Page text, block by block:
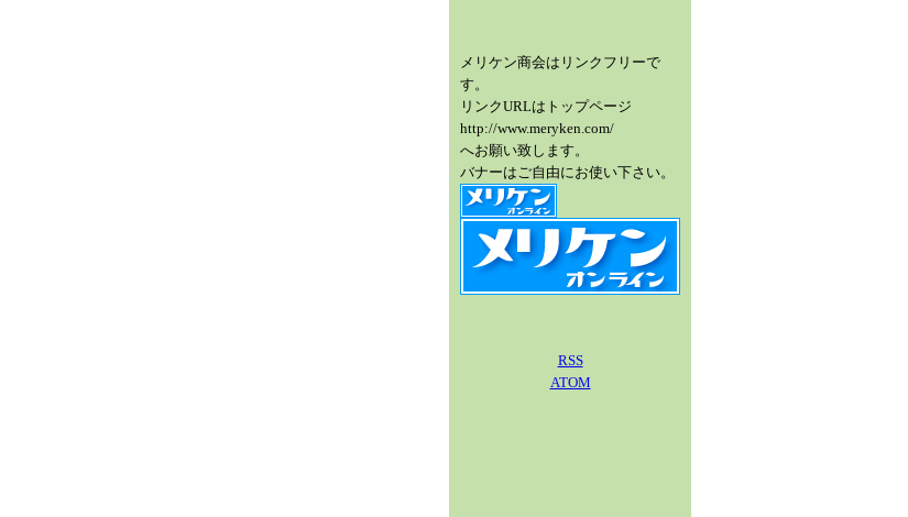
メリケン商会はリンクフリーで
す。
リンクURLはトップページ
http://www.meryken.com/
へお願い致します。
バナーはご自由にお使い下さい。
RSS
ATOM